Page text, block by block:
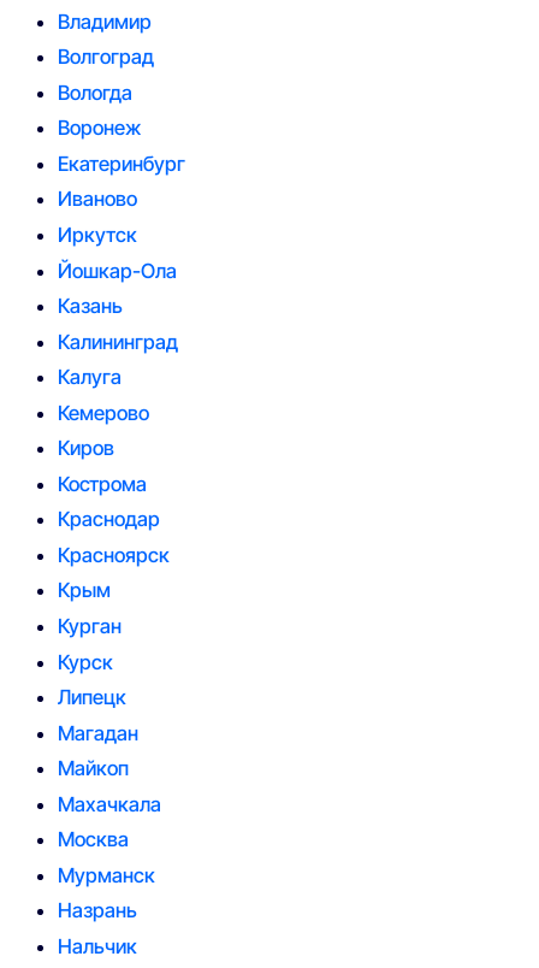
Владимир
Волгоград
Вологда
Воронеж
Екатеринбург
Иваново
Иркутск
Йошкар-Ола
Казань
Калининград
Калуга
Кемерово
Киров
Кострома
Краснодар
Красноярск
Крым
Курган
Курск
Липецк
Магадан
Майкоп
Махачкала
Москва
Мурманск
Назрань
Нальчик